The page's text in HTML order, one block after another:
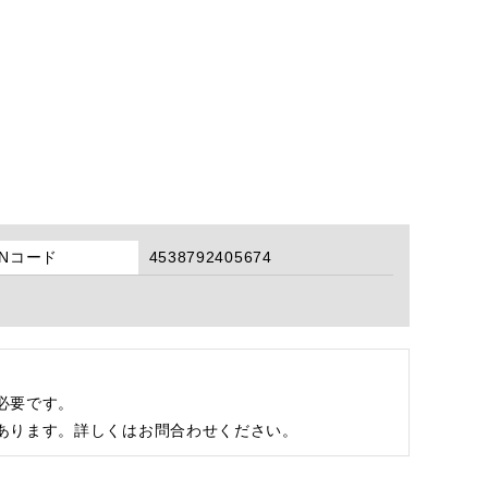
コード 4538792405674
です。
ます。詳しくはお問合わせください。